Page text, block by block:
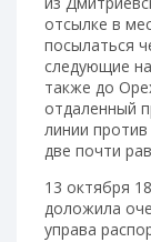
отсылке в
посылаться
следующие
также до
отдаленный
линии
две почти
13 октября
доложила
управа